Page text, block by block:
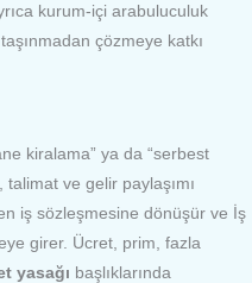
kurum-içi arabuluculuk
çözmeye katkı
kiralama” ya da “serbest
ve gelir paylaşımı
iş sözleşmesine dönüşür ve İş
girer. Ücret, prim, fazla
yasağı başlıklarında